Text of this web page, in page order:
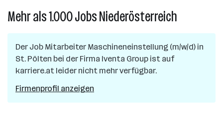
Mehr als 1.000JobsNiederösterreich
Jobs
Der Job Mitarbeiter Maschineneinstellung (m/w/d) in
St. Pölten bei der Firma Iventa Group ist auf
karriere.at leider nicht mehr verfügbar.
Firmenprofil anzeigen